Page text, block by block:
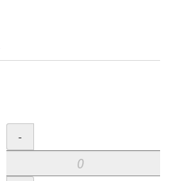
Menge
-